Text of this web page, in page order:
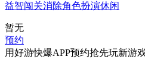
益智闯关消除角色扮演休闲
暂无
预约
用好游快爆APP预约抢先玩新游